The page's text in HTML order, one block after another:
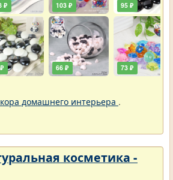
₽ 103 ₽
66 ₽
95 ₽
73 ₽
домашнего интерьера .
косметика -